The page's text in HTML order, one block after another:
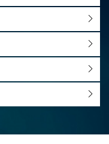
удобен в
ваш высокий